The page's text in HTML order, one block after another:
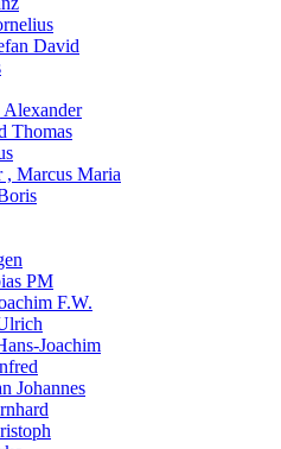
David
Thomas
, Marcus Maria
PM
F.W.
Joachim
Johannes